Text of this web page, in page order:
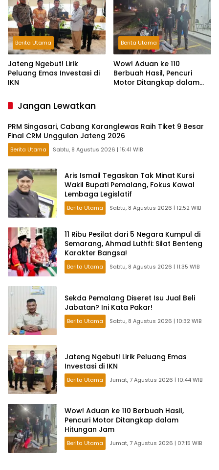
Berita Utama
Jateng Ngebut! Lirik
Peluang Emas Investasi di
IKN
Berita Utama
Wow! Aduan ke 110
Berbuah Hasil, Pencuri
Motor Ditangkap dalam
Jangan Lewatkan
PRM Singasari, Cabang Karanglewas Raih Tiket 9 Besar
Final CRM Unggulan Jateng 2026
Berita Utama Sabtu, 8 Agustus 2026 | 15:41 WIB
Aris Ismail Tegaskan Tak Minat Kursi
Wakil Bupati Pemalang, Fokus Kawal
Lembaga Legislatif
Berita Utama Sabtu, 8 Agustus 2026 | 12:52 WIB
11 Ribu Pesilat dari 5 Negara Kumpul di
Semarang, Ahmad Luthfi: Silat Benteng
Karakter Bangsa!
Berita Utama Sabtu, 8 Agustus 2026 | 11:35 WIB
Sekda Pemalang Diseret Isu Jual Beli
Jabatan? Ini Kata Pakar!
Berita Utama Sabtu, 8 Agustus 2026 | 10:32 WIB
Jateng Ngebut! Lirik Peluang Emas
Investasi di IKN
Berita Utama Jumat, 7 Agustus 2026 | 10:44 WIB
Wow! Aduan ke 110 Berbuah Hasil,
Pencuri Motor Ditangkap dalam
Hitungan Jam
Berita Utama Jumat, 7 Agustus 2026 | 07:15 WIB